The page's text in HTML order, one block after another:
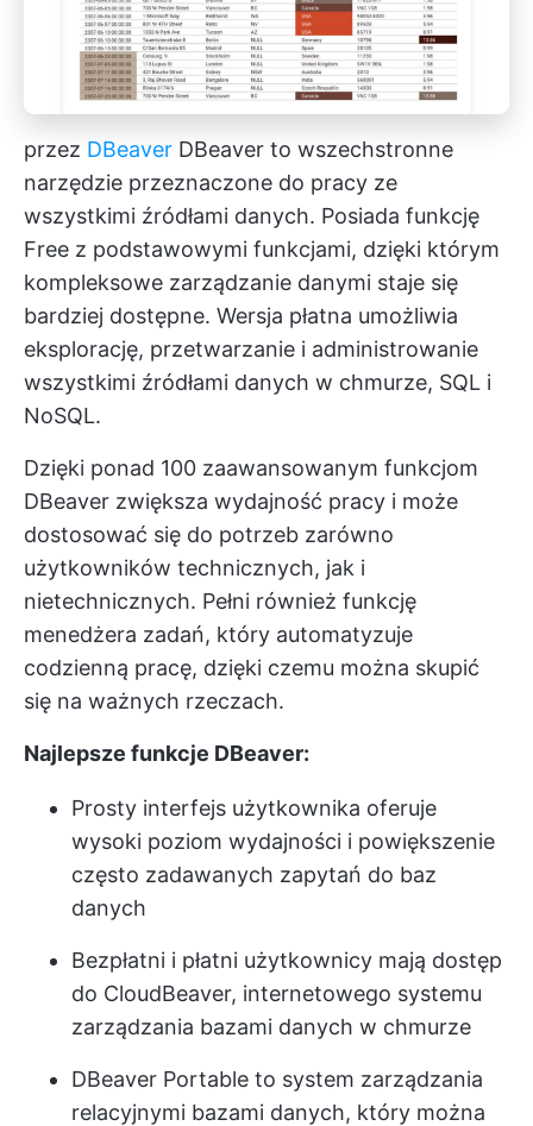
przez DBeaver DBeaver to wszechstronne
narzędzie przeznaczone do pracy ze
wszystkimi źródłami danych. Posiada funkcję
Free z podstawowymi funkcjami, dzięki którym
kompleksowe zarządzanie danymi staje się
bardziej dostępne. Wersja płatna umożliwia
eksplorację, przetwarzanie i administrowanie
wszystkimi źródłami danych w chmurze, SQL i
NoSQL.
Dzięki ponad 100 zaawansowanym funkcjom
DBeaver zwiększa wydajność pracy i może
dostosować się do potrzeb zarówno
użytkowników technicznych, jak i
nietechnicznych. Pełni również funkcję
menedżera zadań, który automatyzuje
codzienną pracę, dzięki czemu można skupić
się na ważnych rzeczach.
Najlepsze funkcje DBeaver:
Prosty interfejs użytkownika oferuje
wysoki poziom wydajności i powiększenie
często zadawanych zapytań do baz
danych
Bezpłatni i płatni użytkownicy mają dostęp
do CloudBeaver, internetowego systemu
zarządzania bazami danych w chmurze
DBeaver Portable to system zarządzania
relacyjnymi bazami danych, który można